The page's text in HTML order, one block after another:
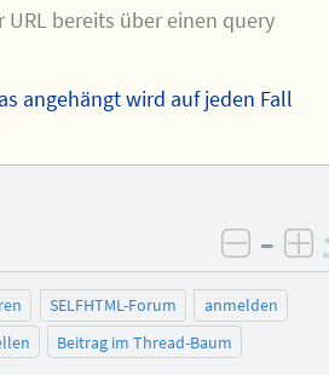
URL bereits über einen query
angehängt wird auf jeden Fall
–
SELFHTML-Forum
anmelden
Beitrag im Thread-Baum